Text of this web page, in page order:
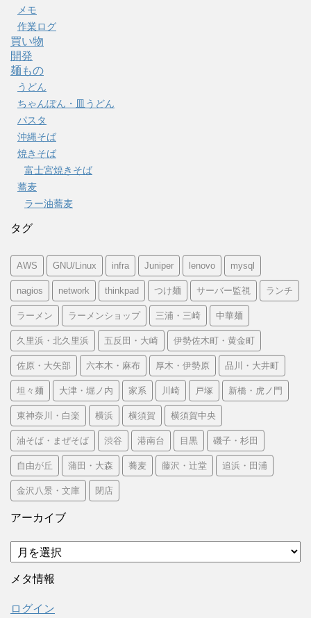
メモ
作業ログ
買い物
開発
麺もの
うどん
ちゃんぽん・皿うどん
パスタ
沖縄そば
焼きそば
富士宮焼きそば
蕎麦
ラー油蕎麦
タグ
AWS GNU/Linux infra Juniper lenovo mysql
nagios network thinkpad つけ麺 サーバー監視 ランチ
ラーメン ラーメンショップ 三浦・三崎 中華麺
久里浜・北久里浜 五反田・大崎 伊勢佐木町・黄金町
佐原・大矢部 六本木・麻布 厚木・伊勢原 品川・大井町
坦々麺 大津・堀ノ内 家系 川崎 戸塚 新橋・虎ノ門
東神奈川・白楽 横浜 横須賀 横須賀中央
油そば・まぜそば 渋谷 港南台 目黒 磯子・杉田
自由が丘 蒲田・大森 蕎麦 藤沢・辻堂 追浜・田浦
金沢八景・文庫 閉店
アーカイブ
ア
ー
カ
ブ
メタ情報
ログイン